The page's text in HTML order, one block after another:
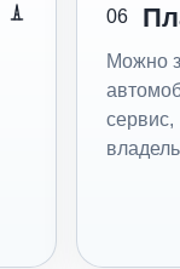
06
Можно
сервис,